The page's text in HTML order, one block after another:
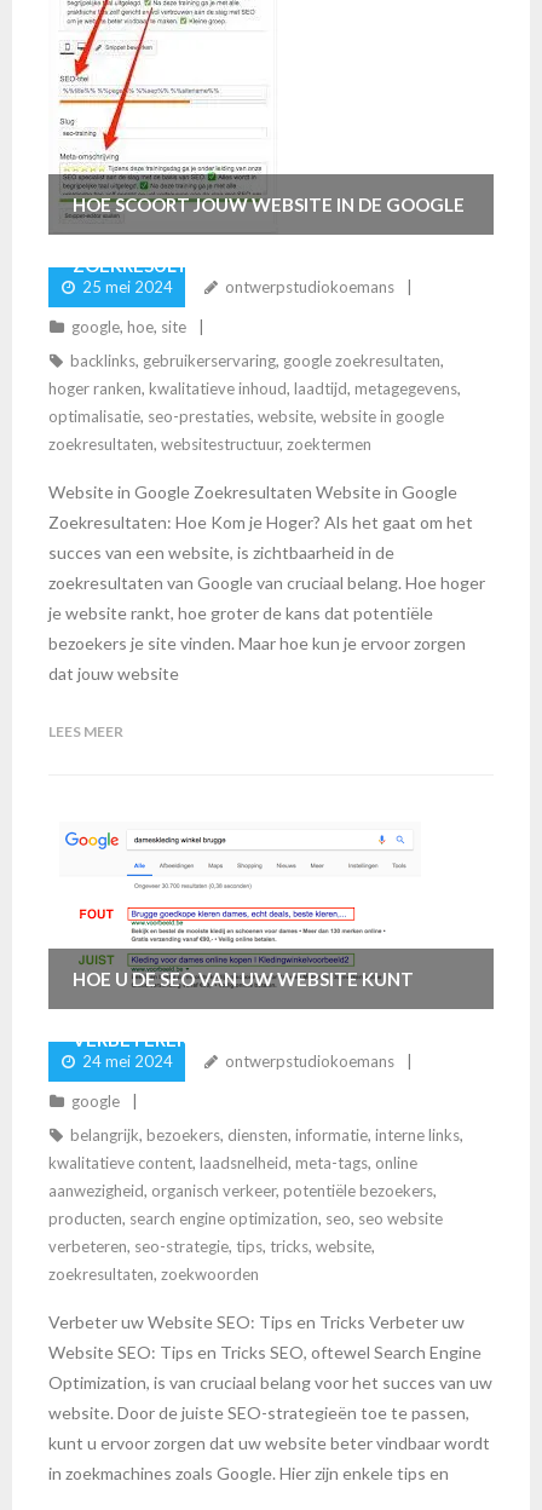
HOE SCOORT JOUW WEBSITE IN DE GOOGLE
ZOEKRESULTATEN?
25 mei 2024 ontwerpstudiokoemans
google, hoe, site
backlinks, gebruikerservaring, google zoekresultaten,
hoger ranken, kwalitatieve inhoud, laadtijd, metagegevens,
optimalisatie, seo-prestaties, website, website in google
zoekresultaten, websitestructuur, zoektermen
Website in Google Zoekresultaten Website in Google
Zoekresultaten: Hoe Kom je Hoger? Als het gaat om het
succes van een website, is zichtbaarheid in de
zoekresultaten van Google van cruciaal belang. Hoe hoger
je website rankt, hoe groter de kans dat potentiële
bezoekers je site vinden. Maar hoe kun je ervoor zorgen
dat jouw website
LEES MEER
HOE U DE SEO VAN UW WEBSITE KUNT
VERBETEREN: TIPS EN TRICKS
24 mei 2024 ontwerpstudiokoemans
google
belangrijk, bezoekers, diensten, informatie, interne links,
kwalitatieve content, laadsnelheid, meta-tags, online
aanwezigheid, organisch verkeer, potentiële bezoekers,
producten, search engine optimization, seo, seo website
verbeteren, seo-strategie, tips, tricks, website,
zoekresultaten, zoekwoorden
Verbeter uw Website SEO: Tips en Tricks Verbeter uw
Website SEO: Tips en Tricks SEO, oftewel Search Engine
Optimization, is van cruciaal belang voor het succes van uw
website. Door de juiste SEO-strategieën toe te passen,
kunt u ervoor zorgen dat uw website beter vindbaar wordt
in zoekmachines zoals Google. Hier zijn enkele tips en